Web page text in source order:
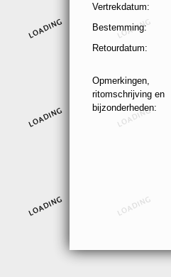
Vertrekdatum:
Bestemming:
Retourdatum:
Opmerkingen,
ritomschrijving en
bijzonderheden: